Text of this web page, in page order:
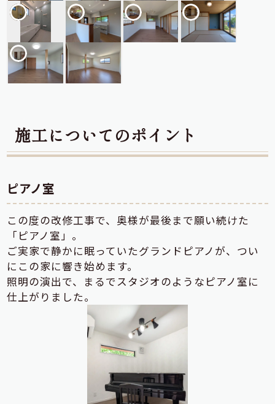
施工についてのポイント
ピアノ室
この度の改修工事で、奥様が最後まで願い続けた
「ピアノ室」。
ご実家で静かに眠っていたグランドピアノが、つい
にこの家に響き始めます。
照明の演出で、まるでスタジオのようなピアノ室に
仕上がりました。